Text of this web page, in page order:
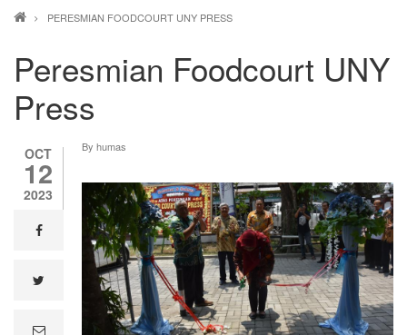
Breadcrumb
PERESMIAN FOODCOURT UNY PRESS
Peresmian Foodcourt UNY
Press
OCT
12
2023
facebook
e
By humas